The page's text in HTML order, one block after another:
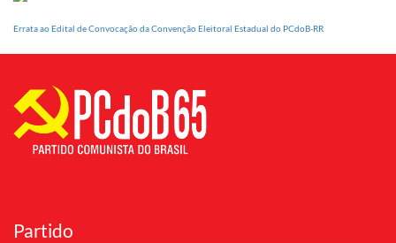
Errata ao Edital de Convocação da Convenção Eleitoral Estadual do PCdoB-RR
Partido